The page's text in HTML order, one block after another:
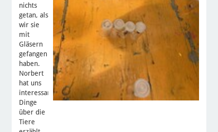
nichts
getan, als
wir sie
mit
Gläsern
gefangen
haben.
Norbert
hat uns
interessante
Dinge
über die
Tiere